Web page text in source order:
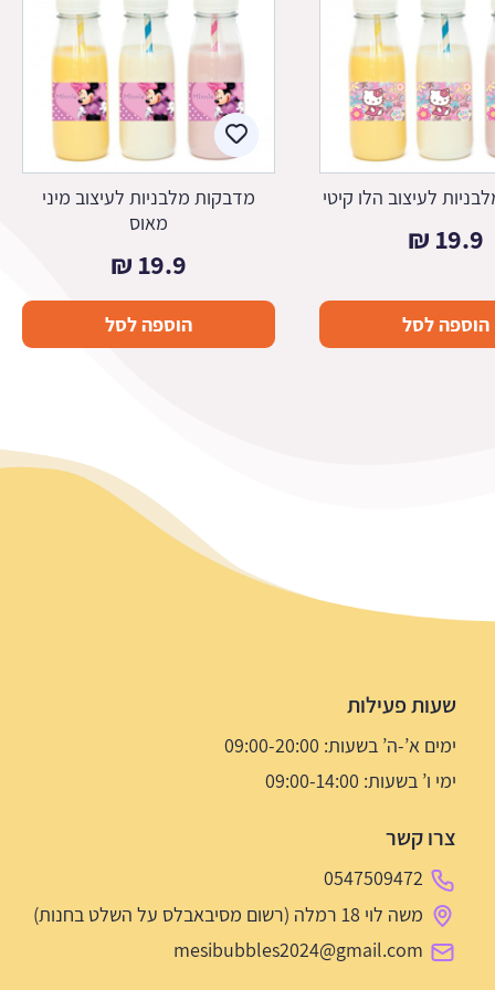
לעיצוב הלו קיטי
19.9
₪
הוספה לסל
מדבקות מלבניות לעיצוב מיני
מאוס
19.9
₪
הוספה לסל
שעות פעילות
ימים א’-ה’ בשעות: 09:00-20:00
ימי ו’ בשעות: 09:00-14:00
צרו קשר
0547509472
משה לוי 18 רמלה (רשום מסיבאבלס על השלט בחנות)
mesibubbles2024@gmail.com